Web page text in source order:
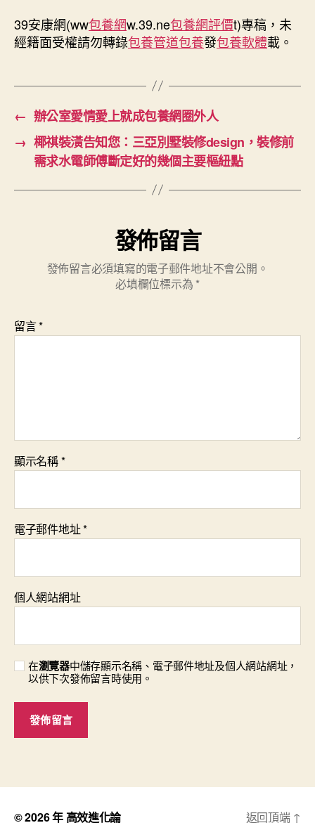
39安康網(ww包養網w.39.ne包養網評價t)專稿，未
經籍面受權請勿轉錄包養管道包養發包養軟體載。
← 辦公室愛情愛上就成包養網圈外人
→ 椰祺裝潢告知您：三亞別墅裝修design，裝修前
需求水電師傅斷定好的幾個主要樞紐點
發佈留言
發佈留言必須填寫的電子郵件地址不會公開。
必填欄位標示為 *
留言*
顯示名稱*
電子郵件地址*
個人網站網址
在瀏覽器中儲存顯示名稱、電子郵件地址及個人網站網址，
以供下次發佈留言時使用。
© 2026 年 高效進化論 返回頂端 ↑